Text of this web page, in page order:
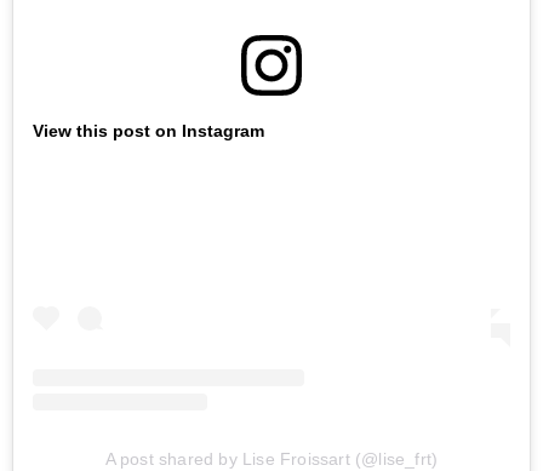
View this post on Instagram
A post shared by Lise Froissart (@lise_frt)